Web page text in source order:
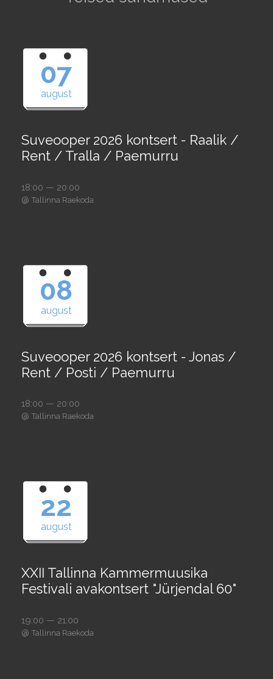
07
august
Suveooper 2026 kontsert - Raalik /
Rent / Tralla / Paemurru
18:00 — 20:00
@ Tallinna Raekoda
08
august
Suveooper 2026 kontsert - Jonas /
Rent / Posti / Paemurru
18:00 — 20:00
@ Tallinna Raekoda
22
august
XXII Tallinna Kammermuusika
Festivali avakontsert "Jürjendal 60"
19:00 — 21:00
@ Tallinna Raekoda